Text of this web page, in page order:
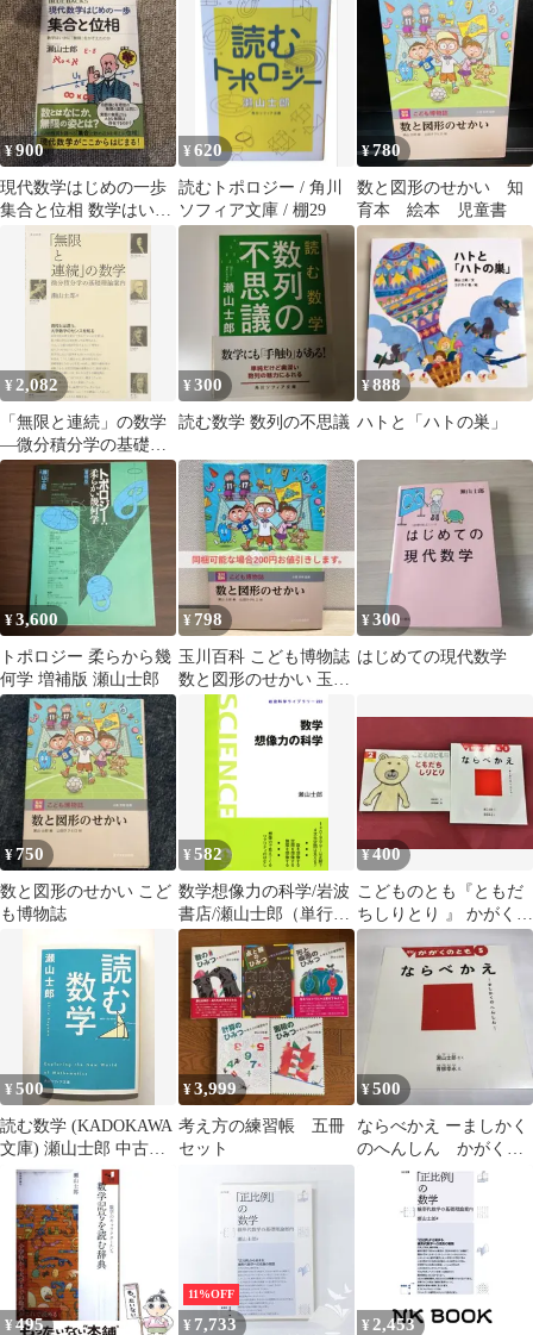
¥900
現代数学はじめの一歩
集合と位相 数学はいか
に「無限」をかぞえた
¥620
読むトポロジー / 角川
ソフィア文庫 / 棚29
¥780
数と図形のせかい 知
育本 絵本 児童書
¥ 2,082
「無限と連続」の数学
―微分積分学の基礎理
論案内―
¥300
読む数学 数列の不思議
¥888
ハトと「ハトの巣」
¥3,600
トポロジー 柔らから幾
何学 増補版 瀬山士郎
¥ 798
玉川百科 こども博物誌
数と図形のせかい 玉川
大学出版部 絵本 児童書
匿名配送
¥300
はじめての現代数学
¥750
数と図形のせかい こど
も博物誌
¥582
数学想像力の科学/岩波
書店/瀬山士郎（単行本
（ソフトカバー））
¥400
こどものとも『ともだ
ちしりとり 』 かがくの
とも 『ならべかえ』
¥500
読む数学 (KADOKAWA
文庫) 瀬山士郎 中古
9784044094522 送料無
¥3,999
考え方の練習帳 五冊
セット
¥500
ならべかえ ーましかく
のへんしん かがくの
とも2024年5月号 福音
¥495
11%OFF
¥ 7,733 ¥ 2,453